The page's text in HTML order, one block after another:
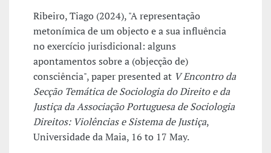
Ribeiro, Tiago (2024), "A representação
metonímica de um objecto e a sua influência
no exercício jurisdicional: alguns
apontamentos sobre a (objecção de)
consciência", paper presented at V Encontro da
Secção Temática de Sociologia do Direito e da
Justiça da Associação Portuguesa de Sociologia
Direitos: Violências e Sistema de Justiça,
Universidade da Maia, 16 to 17 May.